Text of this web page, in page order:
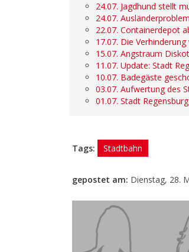
24.07. Jagdhund stellt
24.07.
22.07. Containerdepot
17.07. Die
15.07. Angstraum
11.07. Update: Stadt
10.07. Badegäste
03.07. Aufwertung des
01.07. Stadt
Tags: Stadtbahn
gepostet am: Dienstag, 28.